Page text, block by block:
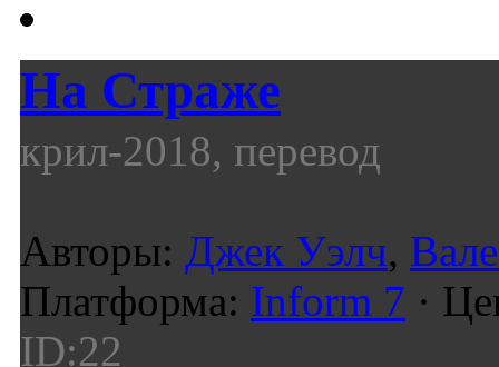
На Страже
крил-2018, перевод
Авторы: Джек Уэлч,
Платформа: Inform 7 ·
ID:22